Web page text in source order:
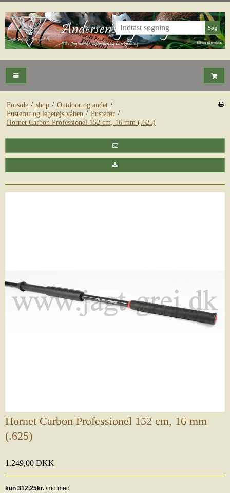
Søg
Forside / shop / Outdoor og andet /
Pusterør og legetøjs våben / Pusterør /
Hornet Carbon Professionel 152 cm, 16 mm (.625)
Hornet Carbon Professionel 152 cm, 16 mm
(.625)
1.249,00 DKK